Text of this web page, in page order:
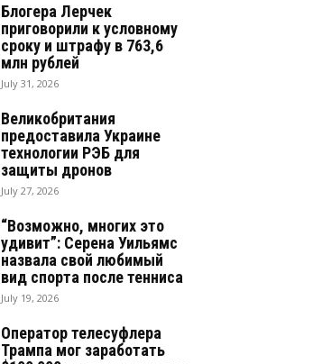
Блогера Лерчек
приговорили к условному
сроку и штрафу в 763,6
млн рублей
July 31, 2026
Великобритания
предоставила Украине
технологии РЭБ для
защиты дронов
July 27, 2026
“Возможно, многих это
удивит”: Серена Уильямс
назвала свой любимый
вид спорта после тенниса
July 19, 2026
Оператор телесуфлера
Трампа мог заработать